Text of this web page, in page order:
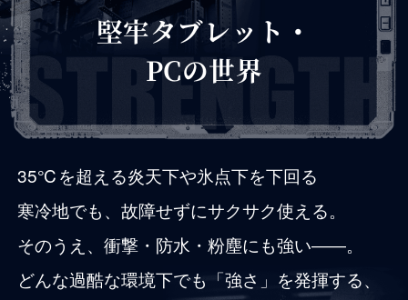
堅牢タブレット・
PCの世界
35℃を超える炎天下や氷点下を下回る
寒冷地でも、故障せずにサクサク使える。
そのうえ、衝撃・防水・粉塵にも強い――。
どんな過酷な環境下でも「強さ」を発揮する、